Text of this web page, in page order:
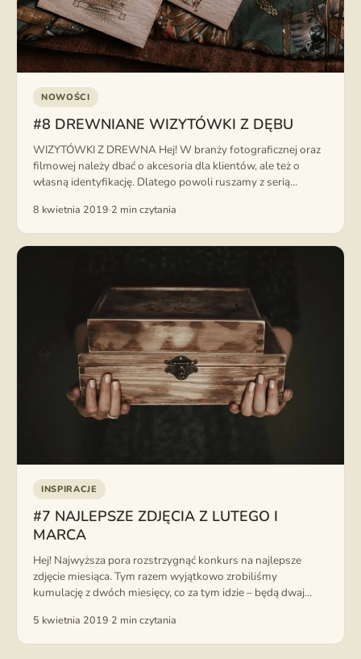
NOWOŚCI
#8 DREWNIANE WIZYTÓWKI Z DĘBU
WIZYTÓWKI Z DREWNA Hej! W branży fotograficznej oraz
filmowej należy dbać o akcesoria dla klientów, ale też o
własną identyfikację. Dlatego powoli ruszamy z serią
8 kwietnia 2019·2 min czytania
INSPIRACJE
#7 NAJLEPSZE ZDJĘCIA Z LUTEGO I
MARCA
Hej! Najwyższa pora rozstrzygnąć konkurs na najlepsze
zdjęcie miesiąca. Tym razem wyjątkowo zrobiliśmy
kumulację z dwóch miesięcy, co za tym idzie – będą dwaj
5 kwietnia 2019·2 min czytania